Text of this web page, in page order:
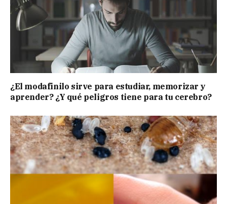
¿El modafinilo sirve para estudiar, memorizar y
aprender? ¿Y qué peligros tiene para tu cerebro?